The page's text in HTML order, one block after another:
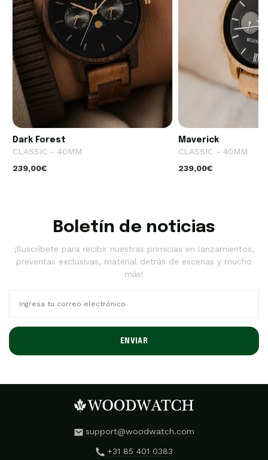
Dark Forest
CLASSIC - 40MM
239,00€
Maverick
CLASSIC - 40MM
239,00€
Boletín de noticias
¡Suscríbete para recibir nuestras primicias en lanzamientos,
preventas exclusivas, material detrás de escenas y mucho
más!
ENVIAR
support@woodwatch.com
+31 85 401 0383